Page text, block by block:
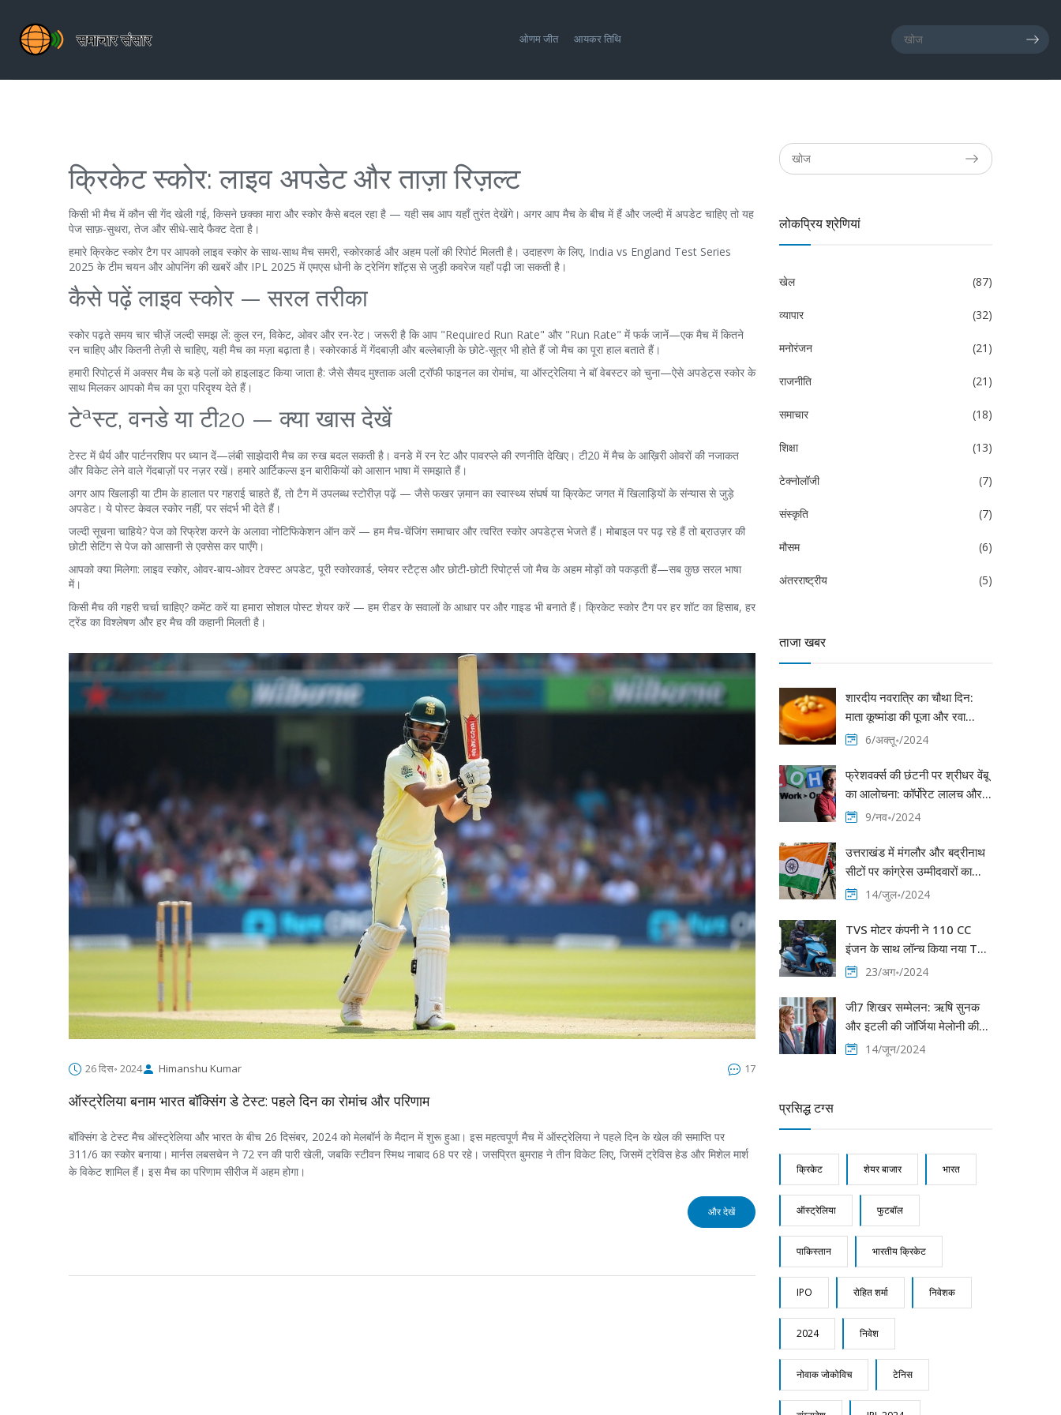
ओणम जीत आयकर तिथि
क्रिकेट स्कोर: लाइव अपडेट और ताज़ा रिज़ल्ट
किसी भी मैच में कौन सी गेंद खेली गई, किसने छक्का मारा और स्कोर कैसे बदल रहा है — यही सब आप यहाँ तुरंत देखेंगे। अगर आप मैच के बीच में हैं और जल्दी में अपडेट चाहिए तो यह
पेज साफ़-सुथरा, तेज और सीधे-सादे फैक्ट देता है।
हमारे क्रिकेट स्कोर टैग पर आपको लाइव स्कोर के साथ-साथ मैच समरी, स्कोरकार्ड और अहम पलों की रिपोर्ट मिलती है। उदाहरण के लिए, India vs England Test Series
2025 के टीम चयन और ओपनिंग की खबरें और IPL 2025 में एमएस धोनी के ट्रेनिंग शॉट्स से जुड़ी कवरेज यहाँ पढ़ी जा सकती है।
कैसे पढ़ें लाइव स्कोर — सरल तरीका
स्कोर पढ़ते समय चार चीज़ें जल्दी समझ लें: कुल रन, विकेट, ओवर और रन-रेट। जरूरी है कि आप "Required Run Rate" और "Run Rate" में फर्क जानें—एक मैच में कितने
रन चाहिए और कितनी तेज़ी से चाहिए, यही मैच का मज़ा बढ़ाता है। स्कोरकार्ड में गेंदबाज़ी और बल्लेबाज़ी के छोटे-सूत्र भी होते हैं जो मैच का पूरा हाल बताते हैं।
हमारी रिपोर्ट्स में अक्सर मैच के बड़े पलों को हाइलाइट किया जाता है: जैसे सैयद मुश्ताक अली ट्रॉफी फाइनल का रोमांच, या ऑस्ट्रेलिया ने बॉ वेबस्टर को चुना—ऐसे अपडेट्स स्कोर के
साथ मिलकर आपको मैच का पूरा परिदृश्य देते हैं।
टेªस्ट, वनडे या टी20 — क्या खास देखें
टेस्ट में धैर्य और पार्टनरशिप पर ध्यान दें—लंबी साझेदारी मैच का रुख बदल सकती है। वनडे में रन रेट और पावरप्ले की रणनीति देखिए। टी20 में मैच के आख़िरी ओवरों की नजाकत
और विकेट लेने वाले गेंदबाज़ों पर नज़र रखें। हमारे आर्टिकल्स इन बारीकियों को आसान भाषा में समझाते हैं।
अगर आप खिलाड़ी या टीम के हालात पर गहराई चाहते हैं, तो टैग में उपलब्ध स्टोरीज़ पढ़ें — जैसे फखर ज़मान का स्वास्थ्य संघर्ष या क्रिकेट जगत में खिलाड़ियों के संन्यास से जुड़े
अपडेट। ये पोस्ट केवल स्कोर नहीं, पर संदर्भ भी देते हैं।
जल्दी सूचना चाहिये? पेज को रिफ्रेश करने के अलावा नोटिफिकेशन ऑन करें — हम मैच-चेंजिंग समाचार और त्वरित स्कोर अपडेट्स भेजते हैं। मोबाइल पर पढ़ रहे हैं तो ब्राउज़र की
छोटी सेटिंग से पेज को आसानी से एक्सेस कर पाएँगे।
आपको क्या मिलेगा: लाइव स्कोर, ओवर-बाय-ओवर टेक्स्ट अपडेट, पूरी स्कोरकार्ड, प्लेयर स्टैट्स और छोटी-छोटी रिपोर्ट्स जो मैच के अहम मोड़ों को पकड़ती हैं—सब कुछ सरल भाषा
में।
किसी मैच की गहरी चर्चा चाहिए? कमेंट करें या हमारा सोशल पोस्ट शेयर करें — हम रीडर के सवालों के आधार पर और गाइड भी बनाते हैं। क्रिकेट स्कोर टैग पर हर शॉट का हिसाब, हर
ट्रेंड का विश्लेषण और हर मैच की कहानी मिलती है।
26 दिस॰ 2024 Himanshu Kumar 17
ऑस्ट्रेलिया बनाम भारत बॉक्सिंग डे टेस्ट: पहले दिन का रोमांच और परिणाम
बॉक्सिंग डे टेस्ट मैच ऑस्ट्रेलिया और भारत के बीच 26 दिसंबर, 2024 को मेलबॉर्न के मैदान में शुरू हुआ। इस महत्वपूर्ण मैच में ऑस्ट्रेलिया ने पहले दिन के खेल की समाप्ति पर
311/6 का स्कोर बनाया। मार्नस लबसचेन ने 72 रन की पारी खेली, जबकि स्टीवन स्मिथ नाबाद 68 पर रहे। जसप्रित बुमराह ने तीन विकेट लिए, जिसमें ट्रेविस हेड और मिशेल मार्श
के विकेट शामिल हैं। इस मैच का परिणाम सीरीज में अहम होगा।
और देखें
लोकप्रिय श्रेणियां
खेल (87)
व्यापार (32)
मनोरंजन (21)
राजनीति (21)
समाचार (18)
शिक्षा (13)
टेक्नोलॉजी (7)
संस्कृति (7)
मौसम (6)
अंतरराष्ट्रीय (5)
ताजा खबर
शारदीय नवरात्रि का चौथा दिन:
माता कूष्मांडा की पूजा और रवा
केसरी प्रसाद की रेसिपी
6/अक्तू॰/2024
फ्रेशवर्क्स की छंटनी पर श्रीधर वेंबू
का आलोचना: कॉर्पोरेट लालच और
कर्मचारियों की उपेक्षा
9/नव॰/2024
उत्तराखंड में मंगलौर और बद्रीनाथ
सीटों पर कांग्रेस उम्मीदवारों का
दबदबा14/जुल॰/2024
TVS मोटर कंपनी ने 110 CC
इंजन के साथ लॉन्च किया नया TVS
Jupiter 2024, मिलेगी कई बेजोड़
23/अग॰/2024
जी7 शिखर सम्मेलन: ऋषि सुनक
और इटली की जॉर्जिया मेलोनी की
गले मिलते क्षण की तस्वीरें वायरल
14/जून/2024
प्रसिद्ध टग्स
क्रिकेट शेयर बाजार भारत
ऑस्ट्रेलिया फुटबॉल
पाकिस्तान भारतीय क्रिकेट
IPO रोहित शर्मा निवेशक
2024 निवेश
नोवाक जोकोविच टेनिस